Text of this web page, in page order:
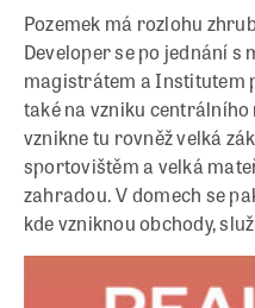
Pozemek má rozlohu
Developer se po jednání s
magistrátem a Institutem
také na vzniku
vznikne tu rovněž velká
sportovištěm a velká
zahradou. V domech se
kde vzniknou obchody,